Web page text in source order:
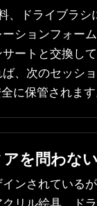
、ドライブラシ
ションフォー
ートと交換し
、次のセッシ
に保管されま
を問わな
ンされている